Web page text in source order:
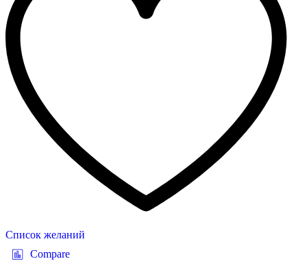
Список желаний
Compare